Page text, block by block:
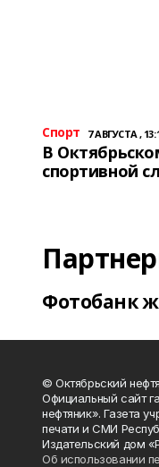
Спорт 7 АВГУСТА ,
В
спортивной
Фотобанк
© Октябрьский
Официальный сайт
нефтяник». Газета
печати и СМИ
Издательский дом
Об использовании